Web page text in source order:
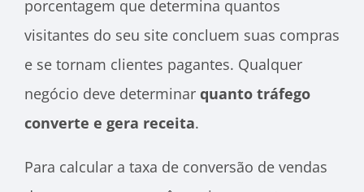
porcentagem que determina quantos
visitantes do seu site concluem suas compras
e se tornam clientes pagantes. Qualquer
negócio deve determinar quanto tráfego
converte e gera receita.
Para calcular a taxa de conversão de vendas